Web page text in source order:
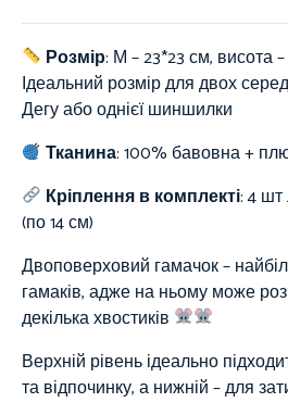
Розмір: М – 23*23 см, висота
Ідеальний розмір для двох
Дегу або однієї шиншилки
Тканина:100% бавовна +
Кріплення в комплекті: 4 шт
(по 14 см)
Двоповерховий гамачок –
гамаків, адже на ньому може
декілька хвостиків
Верхній рівень ідеально
та відпочинку, а нижній – для